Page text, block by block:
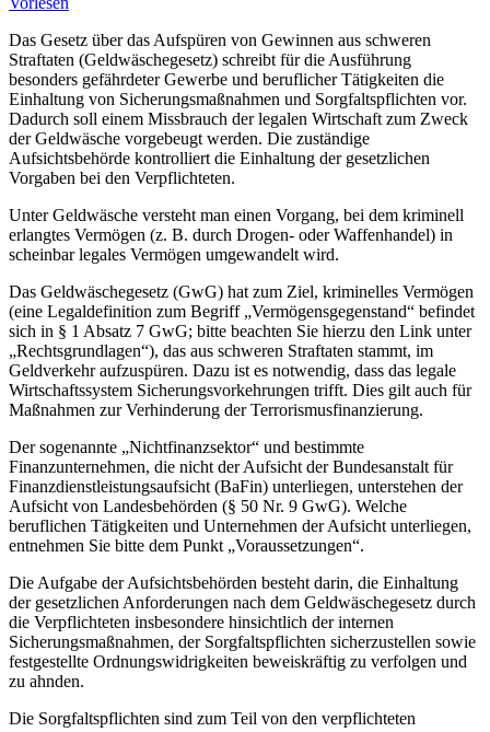
Das Gesetz über das Aufspüren von Gewinnen aus schweren
Straftaten (Geldwäschegesetz) schreibt für die Ausführung
besonders gefährdeter Gewerbe und beruflicher Tätigkeiten die
Einhaltung von Sicherungsmaßnahmen und Sorgfaltspflichten vor.
Dadurch soll einem Missbrauch der legalen Wirtschaft zum Zweck
der Geldwäsche vorgebeugt werden. Die zuständige
Aufsichtsbehörde kontrolliert die Einhaltung der gesetzlichen
Vorgaben bei den Verpflichteten.
Unter Geldwäsche versteht man einen Vorgang, bei dem kriminell
erlangtes Vermögen (z. B. durch Drogen- oder Waffenhandel) in
scheinbar legales Vermögen umgewandelt wird.
Das Geldwäschegesetz (GwG) hat zum Ziel, kriminelles Vermögen
(eine Legaldefinition zum Begriff „Vermögensgegenstand“ befindet
sich in § 1 Absatz 7 GwG; bitte beachten Sie hierzu den Link unter
„Rechtsgrundlagen“), das aus schweren Straftaten stammt, im
Geldverkehr aufzuspüren. Dazu ist es notwendig, dass das legale
Wirtschaftssystem Sicherungsvorkehrungen trifft. Dies gilt auch für
Maßnahmen zur Verhinderung der Terrorismusfinanzierung.
Der sogenannte „Nichtfinanzsektor“ und bestimmte
Finanzunternehmen, die nicht der Aufsicht der Bundesanstalt für
Finanzdienstleistungsaufsicht (BaFin) unterliegen, unterstehen der
Aufsicht von Landesbehörden (§ 50 Nr. 9 GwG). Welche
beruflichen Tätigkeiten und Unternehmen der Aufsicht unterliegen,
entnehmen Sie bitte dem Punkt „Voraussetzungen“.
Die Aufgabe der Aufsichtsbehörden besteht darin, die Einhaltung
der gesetzlichen Anforderungen nach dem Geldwäschegesetz durch
die Verpflichteten insbesondere hinsichtlich der internen
Sicherungsmaßnahmen, der Sorgfaltspflichten sicherzustellen sowie
festgestellte Ordnungswidrigkeiten beweiskräftig zu verfolgen und
zu ahnden.
Die Sorgfaltspflichten sind zum Teil von den verpflichteten